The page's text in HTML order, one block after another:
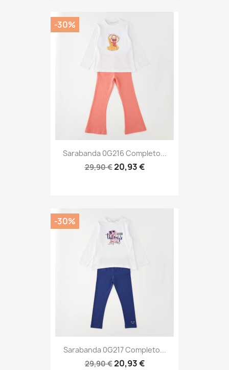
Sarabanda 0G216 Completo...
29,90 €20,93 €
-30%
Sarabanda 0G217 Completo...
29,90 €20,93 €
-30%